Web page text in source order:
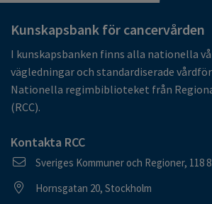
Kunskapsbank för cancervården
I kunskapsbanken finns alla nationella
vägledningar och standardiserade
Nationella regimbiblioteket från
(RCC).
Kontakta RCC
Postadress
Sveriges Kommuner och Regioner, 118
Besöksadress
Hornsgatan 20, Stockholm